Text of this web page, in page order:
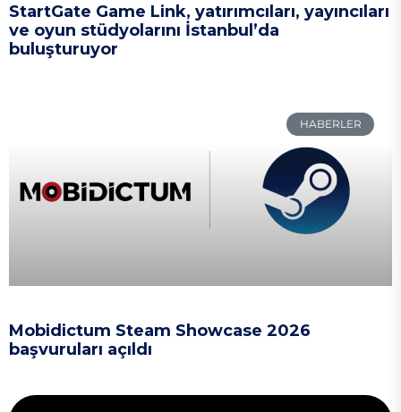
StartGate Game Link, yatırımcıları, yayıncıları
ve oyun stüdyolarını İstanbul’da
buluşturuyor
HABERLER
Mobidictum Steam Showcase 2026
başvuruları açıldı